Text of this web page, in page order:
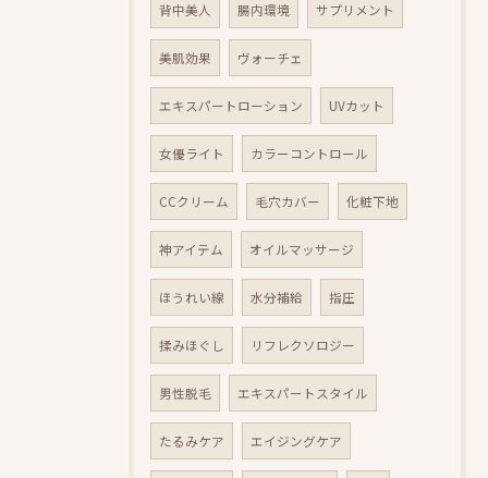
背中美人 腸内環境 サプリメント
美肌効果 ヴォーチェ
エキスパートローション UVカット
女優ライト カラーコントロール
CCクリーム 毛穴カバー 化粧下地
神アイテム オイルマッサージ
ほうれい線 水分補給 指圧
揉みほぐし リフレクソロジー
男性脱毛 エキスパートスタイル
たるみケア エイジングケア